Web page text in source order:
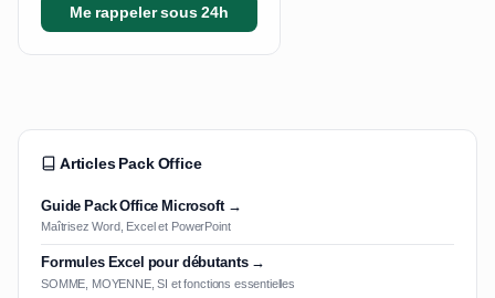
Me rappeler sous 24h
Articles Pack Office
Guide Pack Office Microsoft →
Maîtrisez Word, Excel et PowerPoint
Formules Excel pour débutants →
SOMME, MOYENNE, SI et fonctions essentielles